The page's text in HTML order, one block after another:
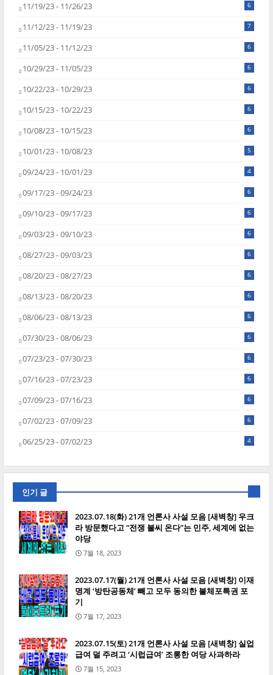
11/19/23 - 11/26/23 6
11/12/23 - 11/19/23 7
11/05/23 - 11/12/23 6
10/29/23 - 11/05/23 6
10/22/23 - 10/29/23 6
10/15/23 - 10/22/23 6
10/08/23 - 10/15/23 6
10/01/23 - 10/08/23 5
09/24/23 - 10/01/23 4
09/17/23 - 09/24/23 6
09/10/23 - 09/17/23 6
09/03/23 - 09/10/23 6
08/27/23 - 09/03/23 6
08/20/23 - 08/27/23 6
08/13/23 - 08/20/23 6
08/06/23 - 08/13/23 6
07/30/23 - 08/06/23 6
07/23/23 - 07/30/23 6
07/16/23 - 07/23/23 6
07/09/23 - 07/16/23 6
07/02/23 - 07/09/23 6
06/25/23 - 07/02/23 4
인기 글
2023.07.18(화) 21개 언론사 사설 모음 [새벽창] 우크
라 방문했다고 “전쟁 불씨 온다”는 민주, 세계에 없는
야당
7월 18, 2023
2023.07.17(월) 21개 언론사 사설 모음 [새벽창] 이재
명계 ‘방탄공동체’ 빼고 모두 동의한 불체포특권 포
기
7월 17, 2023
2023.07.15(토) 21개 언론사 사설 모음 [새벽창] 실업
급여 덜 주려고 ‘시럽급여’ 조롱한 여당 사과하라
7월 15, 2023